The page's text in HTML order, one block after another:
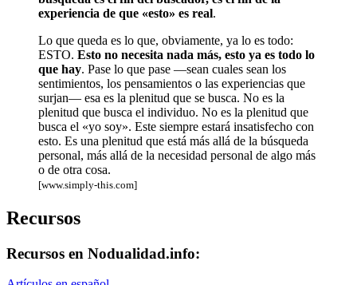
experiencia de que «esto» es real.
Lo que queda es lo que, obviamente, ya lo es todo:
ESTO. Esto no necesita nada más, esto ya es todo lo
que hay. Pase lo que pase —sean cuales sean los
sentimientos, los pensamientos o las experiencias que
surjan— esa es la plenitud que se busca. No es la
plenitud que busca el individuo. No es la plenitud que
busca el «yo soy». Este siempre estará insatisfecho con
esto. Es una plenitud que está más allá de la búsqueda
personal, más allá de la necesidad personal de algo más
o de otra cosa.
[www.simply-this.com]
Recursos
Recursos en Nodualidad.info: